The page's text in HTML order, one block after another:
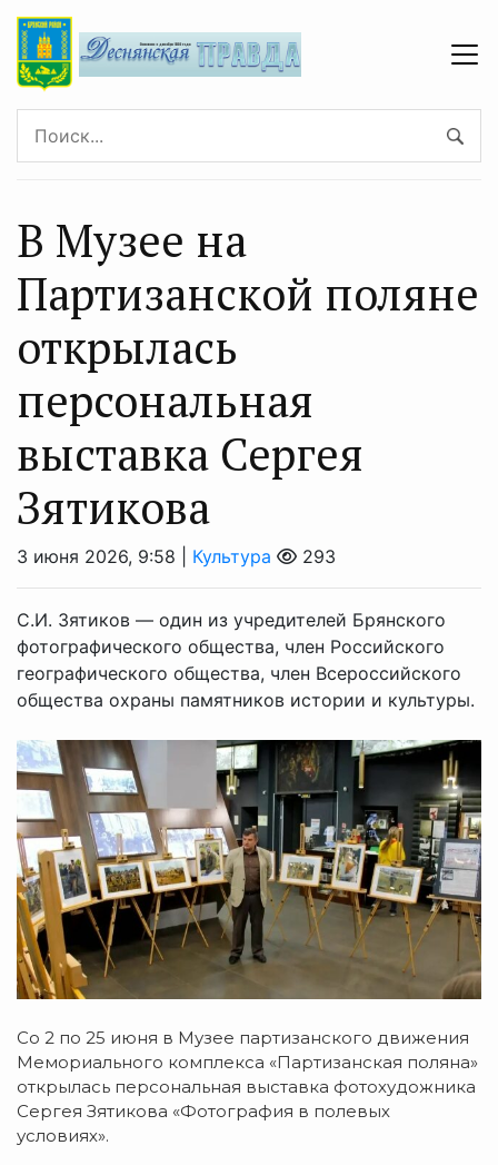
В Музее на
Партизанской поляне
открылась
персональная
выставка Сергея
Зятикова
3 июня 2026, 9:58 | Культура 293
С.И. Зятиков — один из учредителей Брянского
фотографического общества, член Российского
географического общества, член Всероссийского
общества охраны памятников истории и культуры.
Со 2 по 25 июня в Музее партизанского движения
Мемориального комплекса «Партизанская поляна»
открылась персональная выставка фотохудожника
Сергея Зятикова «Фотография в полевых
условиях».